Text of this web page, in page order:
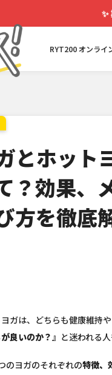
✨
RYT200 オンライ
とホット
？効果、
方を徹底
ガは、どちらも健康維持
良いのか？』 と迷われる
のヨガのそれぞれの特徴、